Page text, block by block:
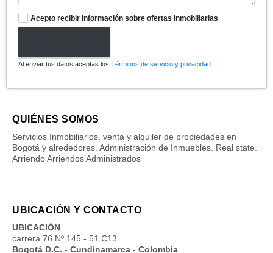
Acepto recibir información sobre ofertas inmobiliarias
Al enviar tus datos aceptas los Términos de servicio y privacidad
QUIÉNES SOMOS
Servicios Inmobiliarios, venta y alquiler de propiedades en
Bogotá y alrededores. Administración de Inmuebles. Real state.
Arriendo Arriendos Administrados
UBICACIÓN Y CONTACTO
UBICACIÓN
carrera 76 Nº 145 - 51 C13
Bogotá D.C. - Cundinamarca - Colombia